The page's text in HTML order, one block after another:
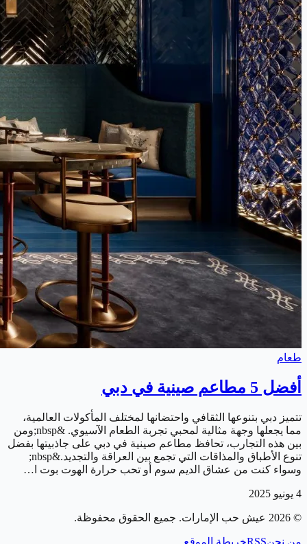
طعام
أفضل 5 مطاعم صينية في دبي
تتميز دبي بتنوعها الثقافي واحتضانها لمختلف المأكولات العالمية،
مما يجعلها وجهة مثالية لمحبي تجربة الطعام الآسيوي. &nbsp;ومن
بين هذه التجارب، تحافظ مطاعم صينية في دبي على جاذبيتها بفضل
تنوع الأطباق والمذاقات التي تجمع بين العراقة والتجديد.&nbsp;
وسواء كنت من عشاق الديم سوم أو تحب حرارة الهوت بوت ا…
4 يونيو 2025
©
2026 عيش حب الإمارات. جميع الحقوق محفوظة.
من نحنRSSخريطة الموقع